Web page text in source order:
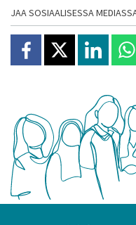
JAA SOSIAALISESSA
Jaa Facebookissa
Jaa X:ssäJaa